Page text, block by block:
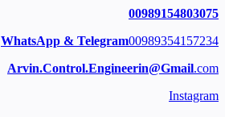
00989154803075
WhatsApp & Telegram00989354157234
Arvin.Control.Engineerin@Gmail.com
Instagram